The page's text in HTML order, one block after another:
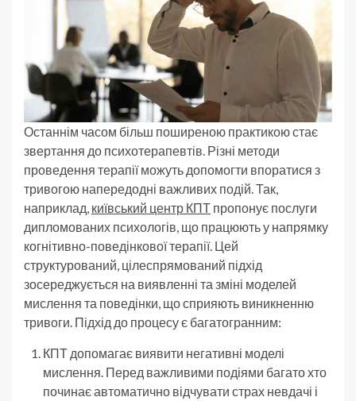
Останнім часом більш поширеною практикою стає
звертання до психотерапевтів. Різні методи
проведення терапії можуть допомогти впоратися з
тривогою напередодні важливих подій. Так,
наприклад, київський центр КПТ пропонує послуги
дипломованих психологів, що працюють у напрямку
когнітивно-поведінкової терапії. Цей
структурований, цілеспрямований підхід
зосереджується на виявленні та зміні моделей
мислення та поведінки, що сприяють виникненню
тривоги. Підхід до процесу є багатогранним:
КПТ допомагає виявити негативні моделі
мислення. Перед важливими подіями багато хто
починає автоматично відчувати страх невдачі і